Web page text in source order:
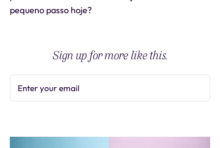
pequeno passo hoje?
Sign up for more like this.
Enter your email